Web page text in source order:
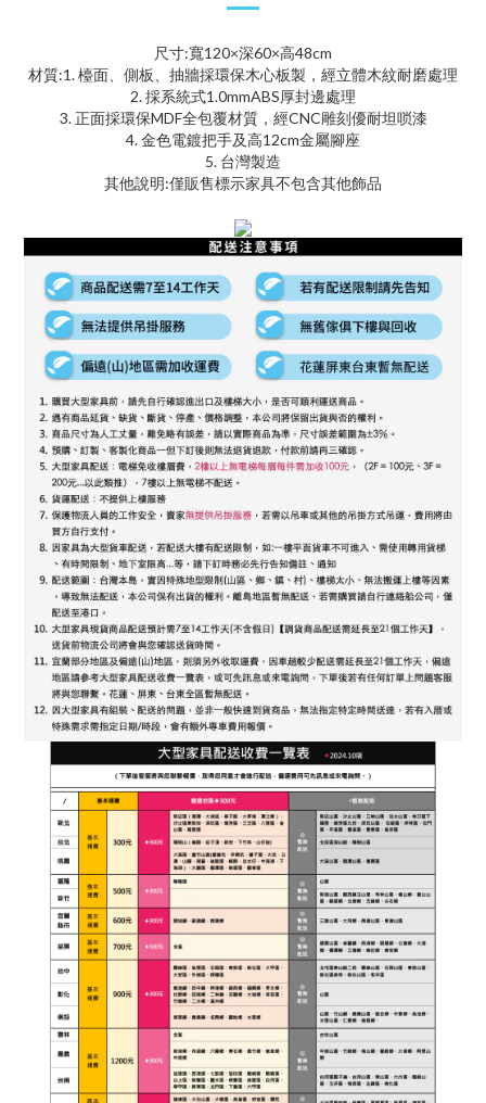
尺寸:寬120×深60×高48cm
材質:1. 檯面、側板、抽牆採環保木心板製，經立體木紋耐磨處理
2. 採系統式1.0mmABS厚封邊處理
3. 正面採環保MDF全包覆材質，經CNC雕刻優耐坦唢漆
4. 金色電鍍把手及高12cm金屬腳座
5. 台灣製造
其他說明:僅販售標示家具不包含其他飾品